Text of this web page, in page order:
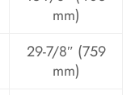
mm)
29-7/8″ (759
mm)